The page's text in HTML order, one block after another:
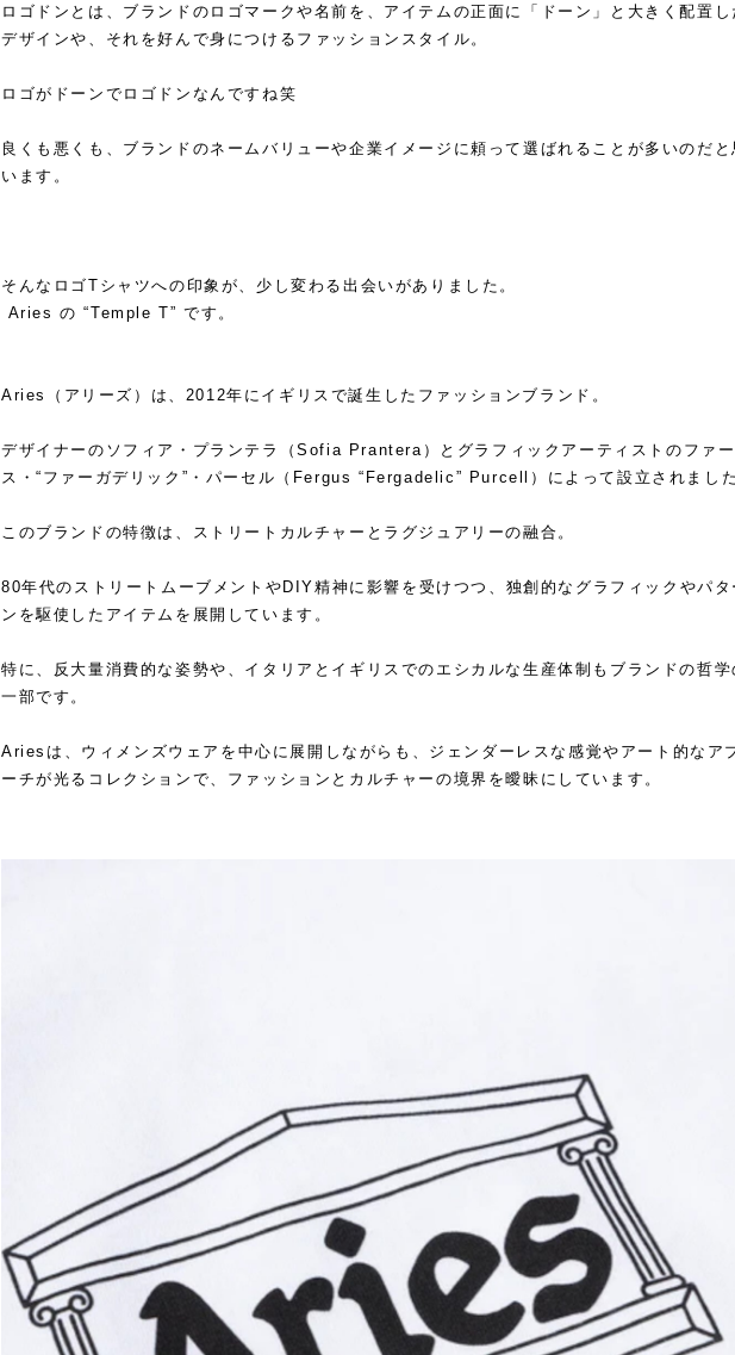
ロゴドンとは、ブランドのロゴマークや名前を、アイテムの正面に「ドーン」と大きく配置し
デザインや、それを好んで身につけるファッションスタイル。
ロゴがドーンでロゴドンなんですね笑
良くも悪くも、ブランドのネームバリューや企業イメージに頼って選ばれることが多いのだと
います。
そんなロゴTシャツへの印象が、少し変わる出会いがありました。
Aries の “Temple T” です。
Aries（アリーズ）は、2012年にイギリスで誕生したファッションブランド。
デザイナーのソフィア・プランテラ（Sofia Prantera）とグラフィックアーティストのファ
ス・“ファーガデリック”・パーセル（Fergus “Fergadelic” Purcell）によって設立されまし
このブランドの特徴は、ストリートカルチャーとラグジュアリーの融合。
80年代のストリートムーブメントやDIY精神に影響を受けつつ、独創的なグラフィックやパタ
ンを駆使したアイテムを展開しています。
特に、反大量消費的な姿勢や、イタリアとイギリスでのエシカルな生産体制もブランドの哲学
一部です。
Ariesは、ウィメンズウェアを中心に展開しながらも、ジェンダーレスな感覚やアート的なア
ーチが光るコレクションで、ファッションとカルチャーの境界を曖昧にしています。